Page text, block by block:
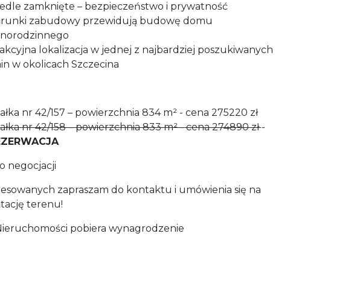
zamknięte – bezpieczeństwo i prywatność
zabudowy przewidują budowę domu
lokalizacja w jednej z najbardziej poszukiwanych
w okolicach Szczecina
nr 42/157 – powierzchnia 834 m² - cena 275220 zł
nr 42/158 – powierzchnia 833 m² - cena 274890 zł-
negocjacji
zapraszam do kontaktu i umówienia się na
terenu!
pobiera wynagrodzenie